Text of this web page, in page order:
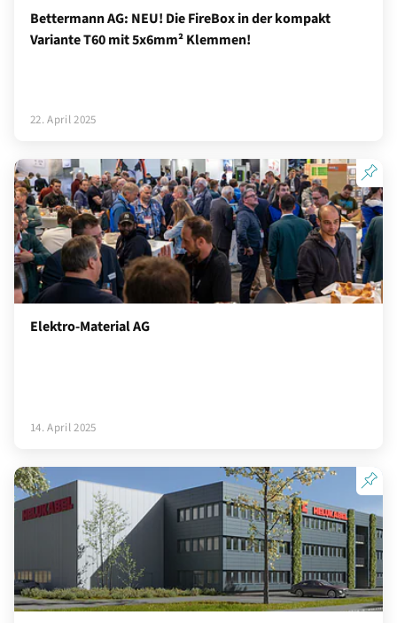
Bettermann AG: NEU! Die FireBox in der kompakt
Variante T60 mit 5x6mm² Klemmen!
22. April 2025
Elektro-Material AG
14. April 2025